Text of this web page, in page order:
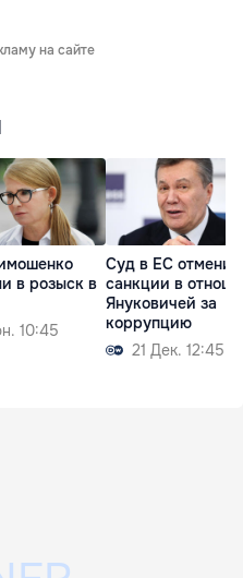
на сайте
в розыск в
10:45
Суд в ЕС отменил
санкции в
Януковичей за
коррупцию
21 Дек. 12:45